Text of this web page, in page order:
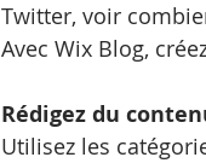
Twitter, voir
Avec Wix Blog,
Rédigez du
Utilisez les